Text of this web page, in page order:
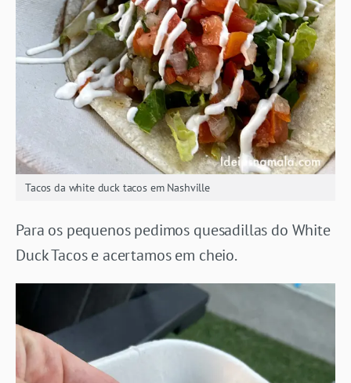
Tacos da white duck tacos em Nashville
Para os pequenos pedimos quesadillas do White
Duck Tacos e acertamos em cheio.